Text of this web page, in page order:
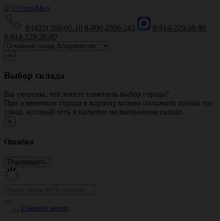
8 (423) 260-05-10 8-800-2500-243
8-914-329-38-80
8-914-329-38-80
×
Выбор склада
Вы уверены, что хотите изменить выбор города?
При изменении города в корзину можно положить только тот
товар, который есть в наличии на выбранном складе.
×
Ошибка
Главное меню